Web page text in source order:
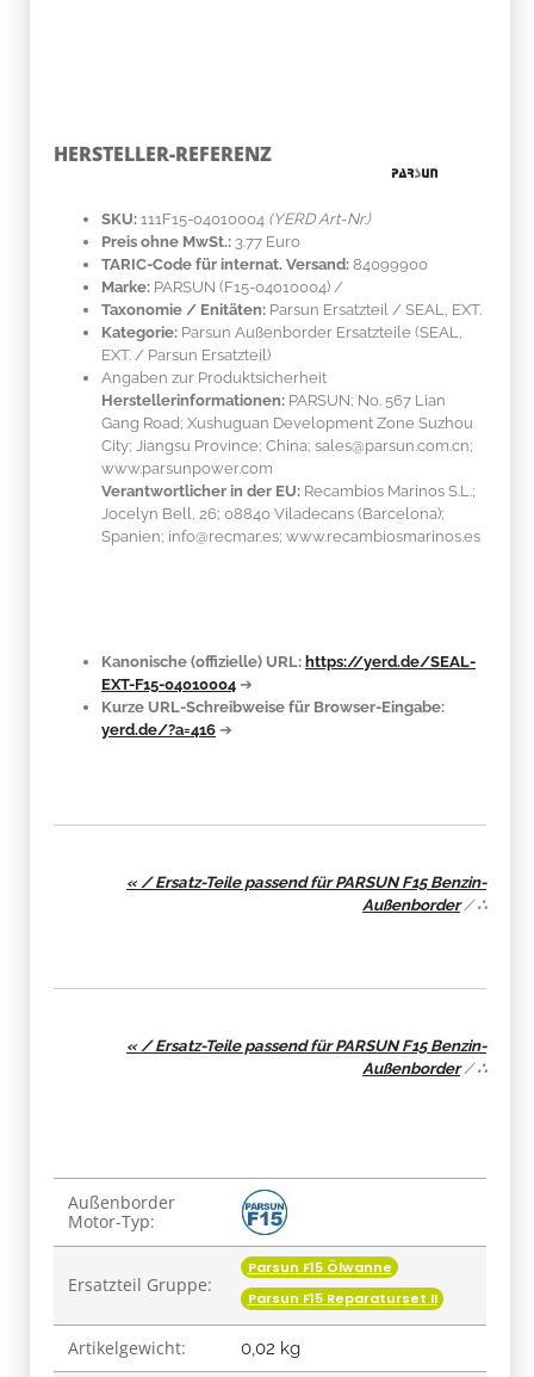
HERSTELLER-REFERENZ
SKU: 111F15-04010004 (YERD Art-Nr.)
Preis ohne MwSt.: 3.77 Euro
TARIC-Code für internat. Versand: 84099900
Marke: PARSUN (F15-04010004) /
Taxonomie / Enitäten: Parsun Ersatzteil / SEAL, EXT.
Kategorie: Parsun Außenborder Ersatzteile (SEAL,
EXT. / Parsun Ersatzteil)
Angaben zur Produktsicherheit
Herstellerinformationen: PARSUN; No. 567 Lian
Gang Road; Xushuguan Development Zone Suzhou
City; Jiangsu Province; China; sales@parsun.com.cn;
www.parsunpower.com
Verantwortlicher in der EU: Recambios Marinos S.L.;
Jocelyn Bell, 26; 08840 Viladecans (Barcelona);
Spanien; info@recmar.es; www.recambiosmarinos.es
Kanonische (offizielle) URL: https://yerd.de/SEAL-
EXT-F15-04010004 ➔
Kurze URL-Schreibweise für Browser-Eingabe:
yerd.de/?a=416 ➔
« / Ersatz-Teile passend für PARSUN F15 Benzin-
Außenborder/∴
« / Ersatz-Teile passend für PARSUN F15 Benzin-
Außenborder/∴
Produkteigenschaft
Wert
Außenborder
Motor-Typ:
Ersatzteil Gruppe:
Parsun F15 Ölwanne
Parsun F15 Reparaturset II
Artikelgewicht: 0,02 kg